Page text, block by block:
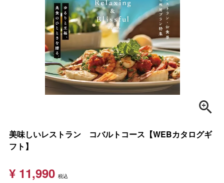
美味しいレストラン コバルトコース【WEBカタログギ
フト】
¥ 11,990 税込